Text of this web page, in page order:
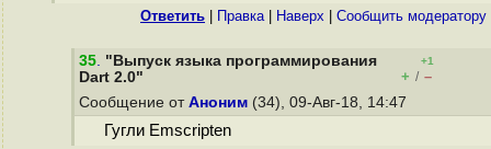
Ответить Правка| Наверх Cообщить модератору
35. "Выпуск языка программирования
Dart 2.0"
+1
+ / –
Сообщение от Аноним (34), 09-Авг-18, 14:47
Гугли Emscripten